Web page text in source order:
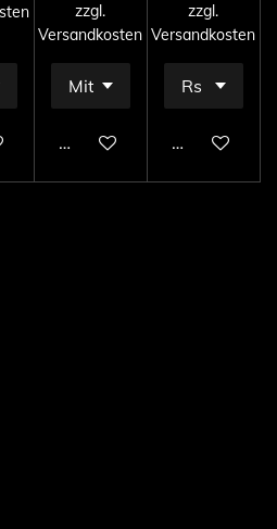
zzgl.
Versandkosten
In den Warenkorb
zzgl.
Versandkosten
In den